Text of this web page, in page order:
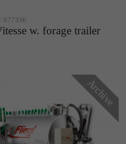
077336
w. forage trailer
Archive